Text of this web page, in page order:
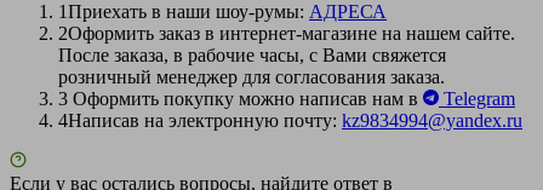
1Приехать в наши шоу-румы: АДРЕСА
2Оформить заказ в интернет-магазине на нашем сайте.
После заказа, в рабочие часы, с Вами свяжется
розничный менеджер для согласования заказа.
3 Оформить покупку можно написав нам в
Telegram
4Написав на электронную почту: kz9834994@yandex.ru
Если у вас остались вопросы, найдите ответ в